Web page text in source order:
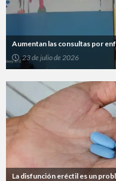
Aumentan las consultas por
23 de julio de 2026
La disfunción eréctil es un